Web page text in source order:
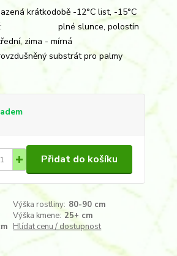
krátkodobě -12°C list, -15°C
plné slunce, polostín
- mírná
substrát pro palmy
Přidat do košíku
Výška rostliny: 80-90 cm
Výška kmene: 25+ cm
Hlídat cenu / dostupnost